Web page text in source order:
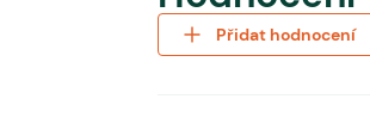
Přidat hodnocení